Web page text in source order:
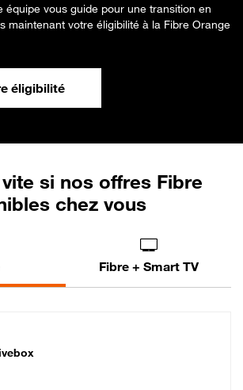
équipe vous guide pour une transition en
maintenant votre éligibilité à la Fibre Orange
éligibilité
si nos offres Fibre
chez vous
Fibre + Smart TV
Livebox Lite Fibre